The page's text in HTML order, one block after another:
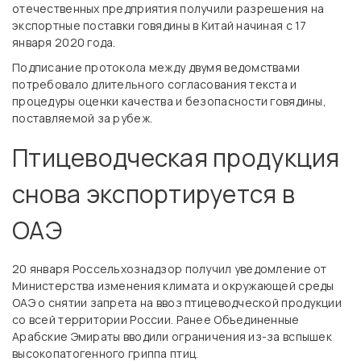
отечественных предприятия получили разрешения на
экспортные поставки говядины в Китай начиная с 17
января 2020 года.
Подписание протокола между двумя ведомствами
потребовало длительного согласования текста и
процедуры оценки качества и безопасности говядины,
поставляемой за рубеж.
Птицеводческая продукция
снова экспортируется в
ОАЭ
20 января Россельхознадзор получил уведомление от
Министерства изменения климата и окружающей среды
ОАЭ о снятии запрета на ввоз птицеводческой продукции
со всей территории России. Ранее Объединенные
Арабские Эмираты вводили ограничения из-за вспышек
высокопатогенного гриппа птиц.